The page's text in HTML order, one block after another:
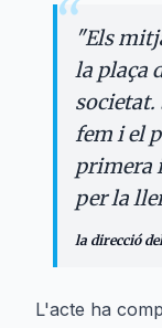
“"Els
la plaça
societat.
fem i el
primera
per la
la direcció
L'acte ha